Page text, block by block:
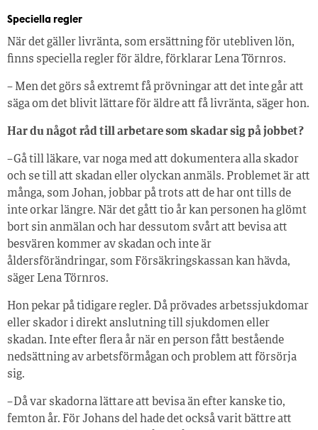
Speciella regler
När det gäller livränta, som ersättning för utebliven lön,
finns speciella regler för äldre, förklarar Lena Törnros.
– Men det görs så extremt få prövningar att det inte går att
säga om det blivit lättare för äldre att få livränta, säger hon.
Har du något råd till arbetare som skadar sig på jobbet?
– Gå till läkare, var noga med att dokumentera alla skador
och se till att skadan eller olyckan anmäls. Problemet är att
många, som Johan, jobbar på trots att de har ont tills de
inte orkar längre. När det gått tio år kan personen ha glömt
bort sin anmälan och har dessutom svårt att bevisa att
besvären kommer av skadan och inte är
åldersförändringar, som Försäkringskassan kan hävda,
säger Lena Törnros.
Hon pekar på tidigare regler. Då prövades arbetssjukdomar
eller skador i direkt anslutning till sjukdomen eller
skadan. Inte efter flera år när en person fått bestående
nedsättning av arbetsförmågan och problem att försörja
sig.
– Då var skadorna lättare att bevisa än efter kanske tio,
femton år. För Johans del hade det också varit bättre att